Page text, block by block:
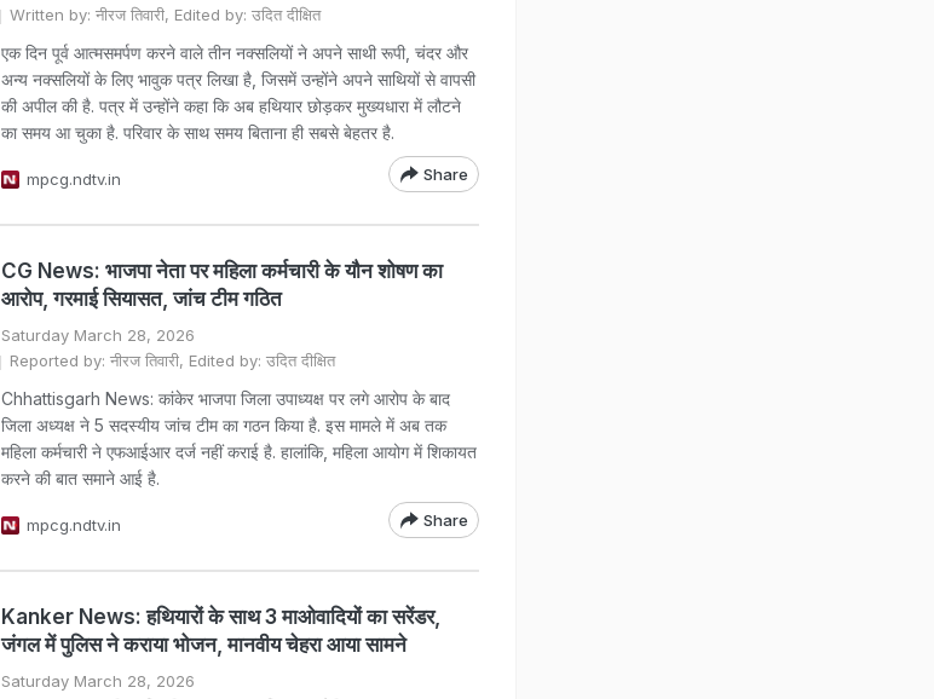
Written by: नीरज तिवारी, Edited by: उदित दीक्षित
एक दिन पूर्व आत्मसमर्पण करने वाले तीन नक्सलियों ने अपने साथी रूपी, चंदर और
अन्य नक्सलियों के लिए भावुक पत्र लिखा है, जिसमें उन्होंने अपने साथियों से वापसी
की अपील की है. पत्र में उन्होंने कहा कि अब हथियार छोड़कर मुख्यधारा में लौटने
का समय आ चुका है. परिवार के साथ समय बिताना ही सबसे बेहतर है.
mpcg.ndtv.in Share
CG News: भाजपा नेता पर महिला कर्मचारी के यौन शोषण का
आरोप, गरमाई सियासत, जांच टीम गठित
Saturday March 28, 2026
Reported by: नीरज तिवारी, Edited by: उदित दीक्षित
Chhattisgarh News: कांकेर भाजपा जिला उपाध्यक्ष पर लगे आरोप के बाद
जिला अध्यक्ष ने 5 सदस्यीय जांच टीम का गठन किया है. इस मामले में अब तक
महिला कर्मचारी ने एफआईआर दर्ज नहीं कराई है. हालांकि, महिला आयोग में शिकायत
करने की बात समाने आई है.
mpcg.ndtv.in Share
Kanker News: हथियारों के साथ 3 माओवादियों का सरेंडर,
जंगल में पुलिस ने कराया भोजन, मानवीय चेहरा आया सामने
Saturday March 28, 2026